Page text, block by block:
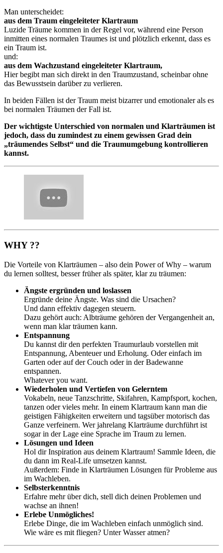
Man unterscheidet:
aus dem Traum eingeleiteter Klartraum
Luzide Träume kommen in der Regel vor, während eine Person
inmitten eines normalen Traumes ist und plötzlich erkennt, dass es
ein Traum ist.
und:
aus dem Wachzustand eingeleiteter Klartraum,
Hier begibt man sich direkt in den Traumzustand, scheinbar ohne
das Bewusstsein darüber zu verlieren.
In beiden Fällen ist der Traum meist bizarrer und emotionaler als es
bei normalen Träumen der Fall ist.
Der wichtigste Unterschied von normalen und Klarträumen ist
jedoch, dass du zumindest zu einem gewissen Grad dein
„träumendes Selbst“ und die Traumumgebung kontrollieren
kannst.
WHY ??
Die Vorteile von Klarträumen – also dein Power of Why – warum
du lernen solltest, besser früher als später, klar zu träumen:
Ängste ergründen und loslassen
Ergründe deine Ängste. Was sind die Ursachen?
Und dann effektiv dagegen steuern.
Dazu gehört auch: Albträume gehören der Vergangenheit an,
wenn man klar träumen kann.
Entspannung
Du kannst dir den perfekten Traumurlaub vorstellen mit
Entspannung, Abenteuer und Erholung. Oder einfach im
Garten oder auf der Couch oder in der Badewanne
entspannen.
Whatever you want.
Wiederholen und Vertiefen von Gelerntem
Vokabeln, neue Tanzschritte, Skifahren, Kampfsport, kochen,
tanzen oder vieles mehr. In einem Klartraum kann man die
geistigen Fähigkeiten erweitern und tagsüber motorisch das
Ganze verfeinern. Wer jahrelang Klarträume durchführt ist
sogar in der Lage eine Sprache im Traum zu lernen.
Lösungen und Ideen
Hol dir Inspiration aus deinem Klartraum! Sammle Ideen, die
du dann im Real-Life umsetzen kannst.
Außerdem: Finde in Klarträumen Lösungen für Probleme aus
im Wachleben.
Selbsterkenntnis
Erfahre mehr über dich, stell dich deinen Problemen und
wachse an ihnen!
Erlebe Unmögliches!
Erlebe Dinge, die im Wachleben einfach unmöglich sind.
Wie wäre es mit fliegen? Unter Wasser atmen?